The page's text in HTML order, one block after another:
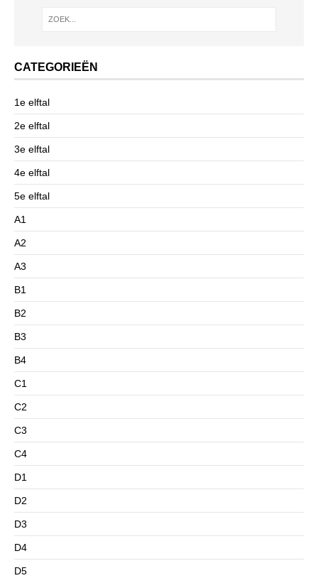
CATEGORIEËN
1e elftal
2e elftal
3e elftal
4e elftal
5e elftal
A1
A2
A3
B1
B2
B3
B4
C1
C2
C3
C4
D1
D2
D3
D4
D5